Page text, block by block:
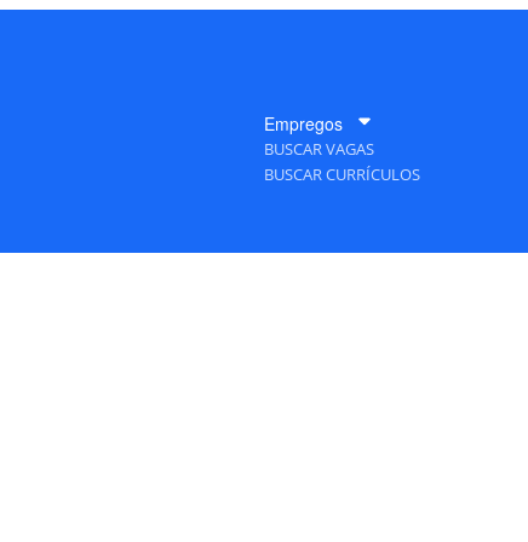
Empregos
BUSCAR VAGAS
BUSCAR CURRÍCULOS